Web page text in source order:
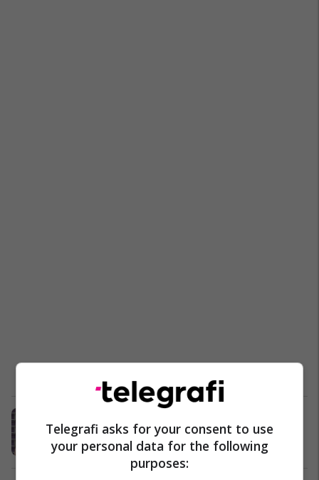
DeViton, bëhet hit në internet (Foto)
Yjet 26/11/2016
Telegrafi asks for your consent to use
your personal data for the following
purposes: